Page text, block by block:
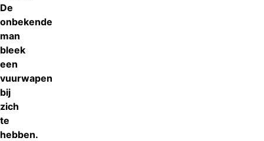
De
onbekende
man
bleek
een
vuurwapen
bij
zich
te
hebben.